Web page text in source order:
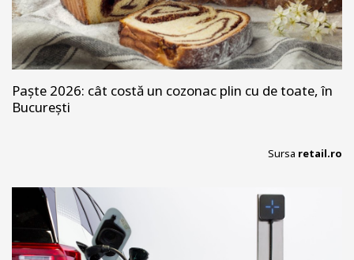
Paște 2026: cât costă un cozonac plin cu de toate, în
București
Sursa retail.ro